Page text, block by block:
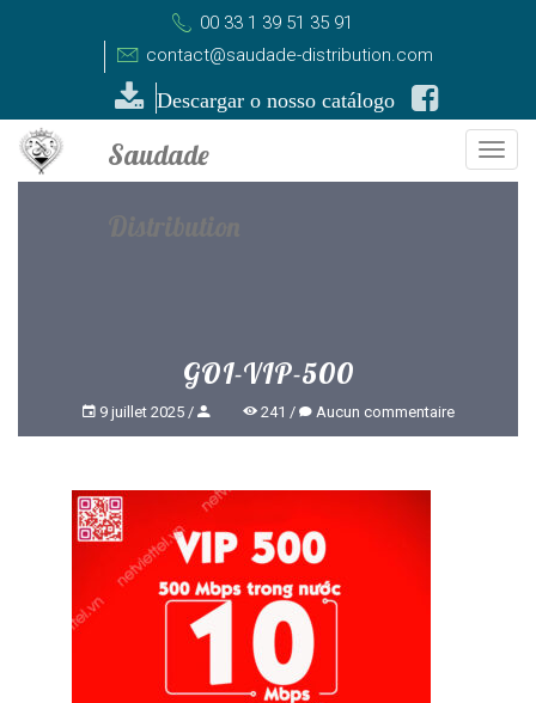
00 33 1 39 51 35 91
contact@saudade-distribution.com
Descargar o nosso catálogo
GOI-VIP-500
9 juillet 2025 241 Aucun commentaire